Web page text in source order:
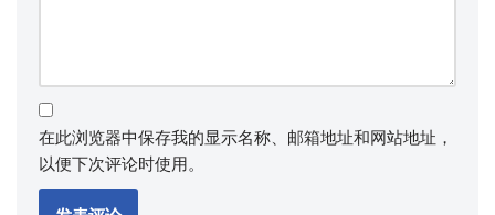
在此浏览器中保存我的显示名称、邮箱地址和网站地址，
以便下次评论时使用。